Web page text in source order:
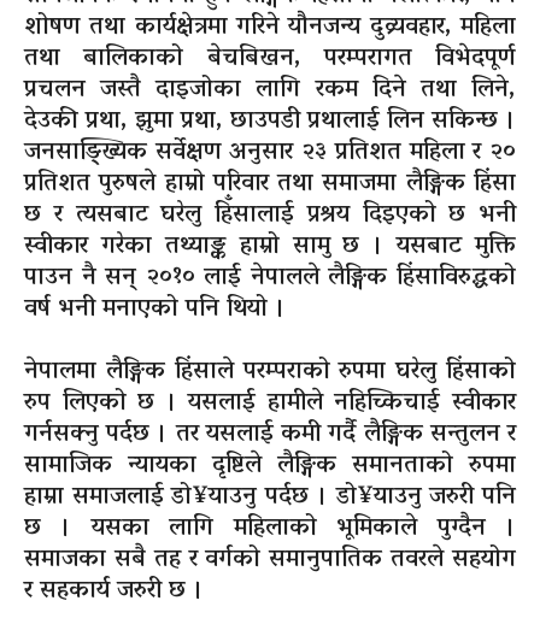
शोषण तथा कार्यक्षेत्रमा गरिने यौनजन्य दुव्र्यवहार, महिला
तथा बालिकाको बेचबिखन, परम्परागत विभेदपूर्ण
प्रचलन जस्तै दाइजोका लागि रकम दिने तथा लिने,
देउकी प्रथा, झुमा प्रथा, छाउपडी प्रथालाई लिन सकिन्छ ।
जनसाङ्ख्यिक सर्वेक्षण अनुसार २३ प्रतिशत महिला र २०
प्रतिशत पुरुषले हाम्रो परिवार तथा समाजमा लैङ्गिक हिंसा
छ र त्यसबाट घरेलु हिँसालाई प्रश्रय दिइएको छ भनी
स्वीकार गरेका तथ्याङ्क हाम्रो सामु छ । यसबाट मुक्ति
पाउन नै सन् २०१० लाई नेपालले लैङ्गिक हिंसाविरुद्धको
वर्ष भनी मनाएको पनि थियो ।
नेपालमा लैङ्गिक हिंसाले परम्पराको रुपमा घरेलु हिंसाको
रुप लिएको छ । यसलाई हामीले नहिच्किचाई स्वीकार
गर्नसक्नु पर्दछ । तर यसलाई कमी गर्दै लैङ्गिक सन्तुलन र
सामाजिक न्यायका दृष्टिले लैङ्गिक समानताको रुपमा
हाम्रा समाजलाई डो¥याउनु पर्दछ । डो¥याउनु जरुरी पनि
छ । यसका लागि महिलाको भूमिकाले पुग्दैन ।
समाजका सबै तह र वर्गको समानुपातिक तवरले सहयोग
र सहकार्य जरुरी छ ।